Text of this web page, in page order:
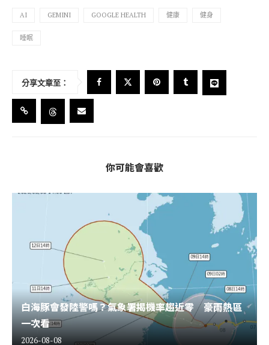
AI GEMINI GOOGLE HEALTH 健康 健身
睡眠
分享文章至：
你可能會喜歡
白海豚會發陸警嗎？氣象署揭機率趨近零 豪雨熱區
一次看
2026-08-08